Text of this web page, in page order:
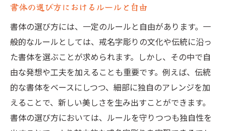
書体の選び方におけるルールと自由
書体の選び方には、一定のルールと自由があります。一
般的なルールとしては、戒名字彫りの文化や伝統に沿っ
た書体を選ぶことが求められます。しかし、その中で自
由な発想や工夫を加えることも重要です。例えば、伝統
的な書体をベースにしつつ、細部に独自のアレンジを加
えることで、新しい美しさを生み出すことができます。
書体の選び方においては、ルールを守りつつも独自性を